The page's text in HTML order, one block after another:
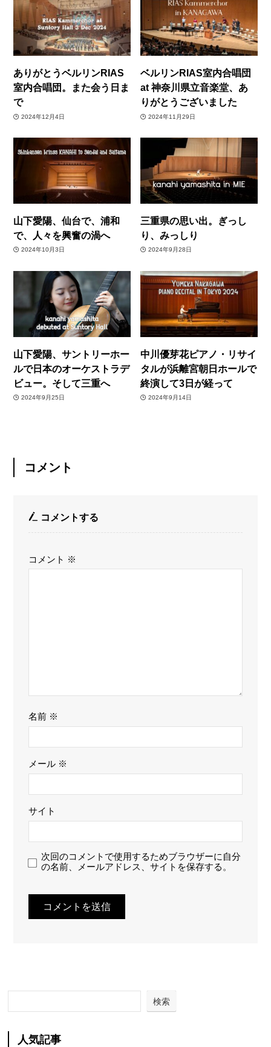
ありがとうベルリンRIAS
室内合唱団。また会う日ま
で
2024年12月4日
ベルリンRIAS室内合唱団
at 神奈川県立音楽堂、あ
りがとうございました
2024年11月29日
山下愛陽、仙台で、浦和
で、人々を興奮の渦へ
2024年10月3日
三重県の思い出。ぎっし
り、みっしり
2024年9月28日
山下愛陽、サントリーホー
ルで日本のオーケストラデ
ビュー。そして三重へ
2024年9月25日
中川優芽花ピアノ・リサイ
タルが浜離宮朝日ホールで
終演して3日が経って
2024年9月14日
コメント
コメントする
コメント ※
名前 ※
メール ※
サイト
次回のコメントで使用するためブラウザーに自分
の名前、メールアドレス、サイトを保存する。
検索
人気記事